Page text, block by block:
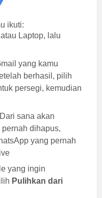
ikuti:
Laptop, lalu
yang kamu
berhasil, pilih
persegi, kemudian
sana akan
dihapus,
yang pernah
yang ingin
Pulihkan dari